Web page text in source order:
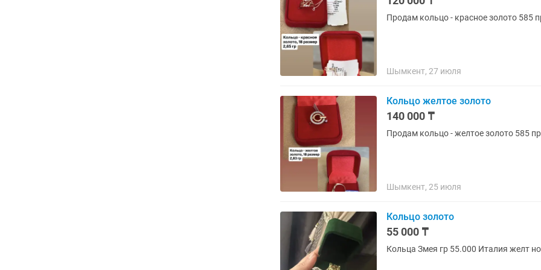
Продам кольцо - красное золото 585
Шымкент, 27 июля
Кольцо желтое золото
140 000 ₸
Продам кольцо - желтое золото 585
Шымкент, 25 июля
Кольцо золото
55 000 ₸
Кольца Змея гр 55.000 Италия